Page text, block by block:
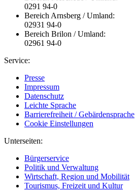
0291 94-0
Bereich Arnsberg / Umland:
02931 94-0
Bereich Brilon / Umland:
02961 94-0
Service:
Presse
Impressum
Datenschutz
Leichte Sprache
Barrierefreiheit / Gebärdensprache
Cookie Einstellungen
Unterseiten:
Bürgerservice
Politik und Verwaltung
Wirtschaft, Region und Mobilität
Tourismus, Freizeit und Kultur